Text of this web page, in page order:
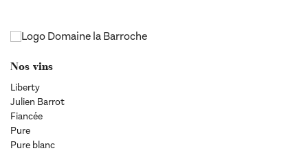
Nos vins
Liberty
Julien Barrot
Fiancée
Pure
Pure blanc